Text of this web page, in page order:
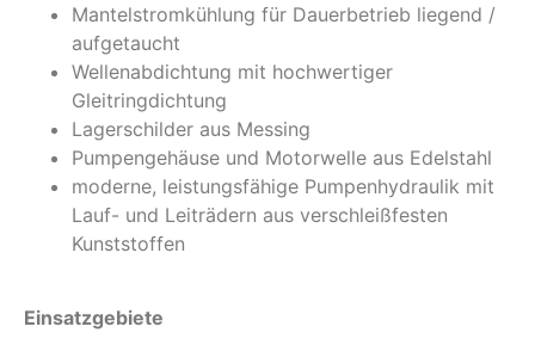
Mantelstromkühlung für Dauerbetrieb liegend /
aufgetaucht
Wellenabdichtung mit hochwertiger
Gleitringdichtung
Lagerschilder aus Messing
Pumpengehäuse und Motorwelle aus Edelstahl
moderne, leistungsfähige Pumpenhydraulik mit
Lauf- und Leiträdern aus verschleißfesten
Kunststoffen
Einsatzgebiete